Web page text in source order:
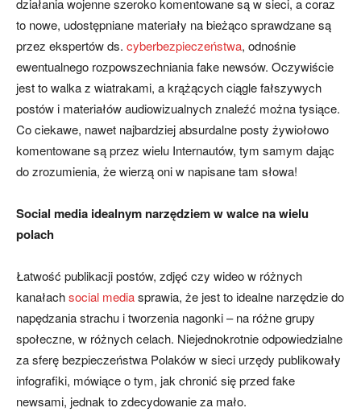
to nowe, udostępniane materiały na bieżąco sprawdzane są
przez ekspertów ds. cyberbezpieczeństwa, odnośnie
ewentualnego rozpowszechniania fake newsów. Oczywiście
jest to walka z wiatrakami, a krążących ciągle fałszywych
postów i materiałów audiowizualnych znaleźć można tysiące.
Co ciekawe, nawet najbardziej absurdalne posty żywiołowo
komentowane są przez wielu Internautów, tym samym dając
do zrozumienia, że wierzą oni w napisane tam słowa!
Social media idealnym narzędziem w walce na wielu
polach
Łatwość publikacji postów, zdjęć czy wideo w różnych
kanałachsocial mediasprawia, że jest to idealne narzędzie do
napędzania strachu i tworzenia nagonki – na różne grupy
społeczne, w różnych celach. Niejednokrotnie odpowiedzialne
za sferę bezpieczeństwa Polaków w sieci urzędy publikowały
infografiki, mówiące o tym, jak chronić się przed fake
newsami, jednak to zdecydowanie za mało.